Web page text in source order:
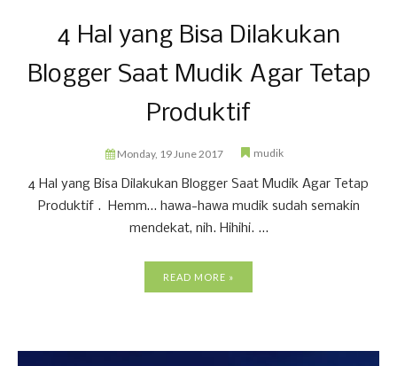
4 Hal yang Bisa Dilakukan
Blogger Saat Mudik Agar Tetap
Produktif
Monday, 19 June 2017 mudik
4 Hal yang Bisa Dilakukan Blogger Saat Mudik Agar Tetap
Produktif . Hemm… hawa-hawa mudik sudah semakin
mendekat, nih. Hihihi. ...
READ MORE »